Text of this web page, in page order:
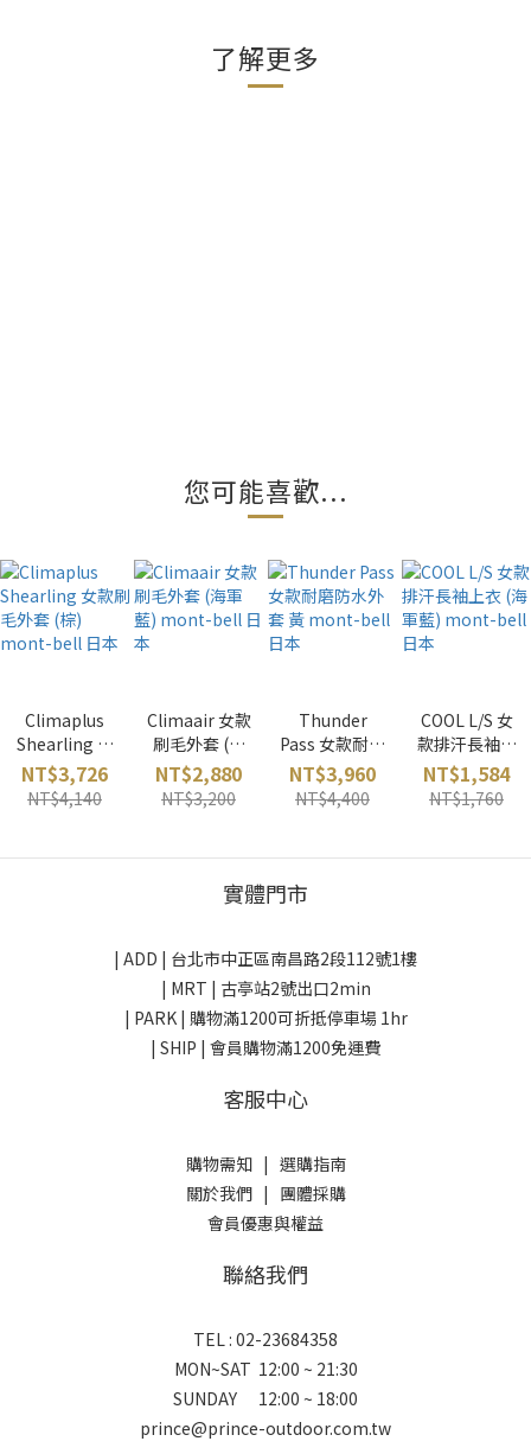
了解更多
您可能喜歡...
Climaplus
Shearling 女
款刷毛外套
(棕) mont-
bell 日本
NT$3,726
NT$4,140
Climaair 女款
刷毛外套 (海
軍藍) mont-
bell 日本
NT$2,880
NT$3,200
Thunder
Pass 女款耐磨
防水外套 黃
mont-bell 日
本
NT$3,960
NT$4,400
COOL L/S 女
款排汗長袖上
衣 (海軍藍)
mont-bell 日
本
NT$1,584
NT$1,760
實體門市
| ADD | 台北市中正區南昌路2段112號1樓
| MRT | 古亭站2號出口2min
| PARK | 購物滿1200可折抵停車場 1hr
| SHIP | 會員購物滿1200免運費
客服中心
購物需知| 選購指南
關於我們| 團體採購
會員優惠與權益
聯絡我們
TEL : 02-23684358
MON~SAT 12:00 ~ 21:30
SUNDAY 12:00 ~ 18:00
prince@prince-outdoor.com.tw